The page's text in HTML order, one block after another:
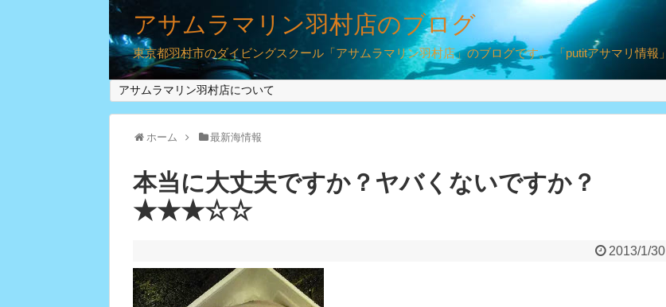
アサムラマリン羽村店のブログ
東京都羽村市のダイビングスクール「アサムラマリン羽村店」のブログです。 「putitアサマリ情報」
アサムラマリン羽村店について
ホーム 最新海情報
本当に大丈夫ですか？ヤバくないですか？
★★★☆☆
2013/1/30